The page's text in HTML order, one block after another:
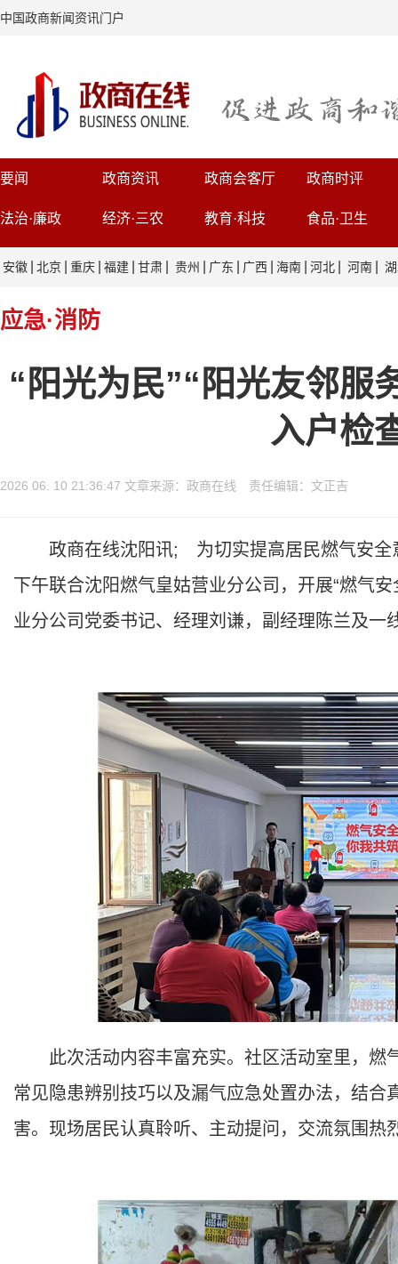
中国政商新闻资讯门户
要闻 政商资讯 政商会客厅 政商时评
法治·廉政 经济·三农 教育·科技 食品·卫生
安徽 北京 重庆 福建 甘肃 贵州 广东 广西 海南 河北 河南
应急·消防
“阳光为民”“阳光友邻服
入户检
2026 06. 10 21:36:47 文章来源：政商在线 责任编辑：文正吉
政商在线沈阳讯; 为切实提高居民燃气安全
下午联合沈阳燃气皇姑营业分公司，开展“燃气
业分公司党委书记、经理刘谦，副经理陈兰及一
此次活动内容丰富充实。社区活动室里，燃
常见隐患辨别技巧以及漏气应急处置办法，结
害。现场居民认真聆听、主动提问，交流氛围热